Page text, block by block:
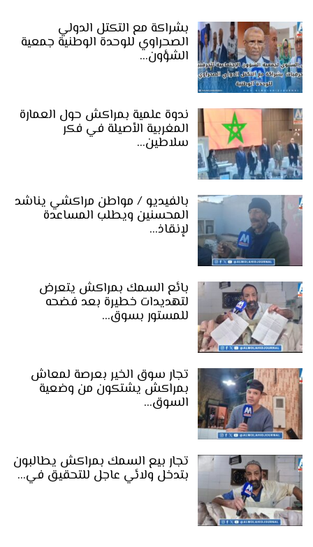
بشراكة مع التكتل الدولي
الصحراوي للوحدة الوطنية جمعية
الشؤون…
ندوة علمية بمراكش حول العمارة
المغربية الأصيلة في فكر
سلاطين…
بالفيديو / مواطن مراكشي يناشد
المحسنين ويطلب المساعدة
لإنقاذ…
بائع السمك بمراكش يتعرض
لتهديدات خطيرة بعد فضحه
للمستور بسوق…
تجار سوق الخير بعرصة لمعاش
بمراكش يشتكون من وضعية
السوق…
تجار بيع السمك بمراكش يطالبون
بتدخل ولائي عاجل للتحقيق في…